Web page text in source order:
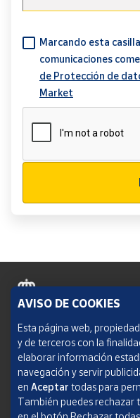
Marcando esta
comunicaciones
de Protección de
Market
Política de cookies
Aviso legal
Condiciones del servicio
Política de Privacidad Web
AVISO DE COOKIES
Esta página web,
y de terceros con la
elaborar información
navegación y servir
en Aceptar todas para
También puedes rechazar